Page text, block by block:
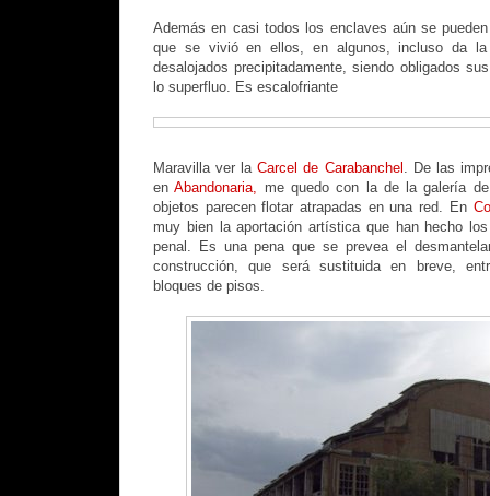
Además en casi todos los enclaves aún se
que se vivió en ellos, en algunos, incluso da la
desalojados precipitadamente, siendo obligados
lo superfluo. Es escalofriante
Maravilla ver laCarcel de Carabanchel . De las
enAbandonaria, me quedo con la de la galería
objetos parecen flotar atrapadas en una red. En
muy bien la aportación artística que han hecho
penal. Es una pena que se prevea el
construcción, que será sustituida en breve,
bloques de pisos.